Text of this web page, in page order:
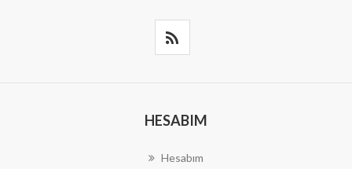
HESABIM
Hesabım